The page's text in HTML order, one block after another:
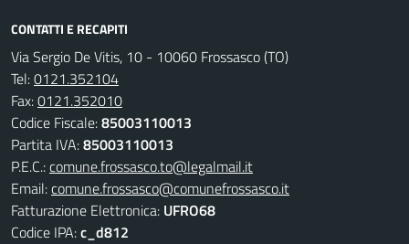
CONTATTI E RECAPITI
Via Sergio De Vitis, 10 - 10060 Frossasco (TO)
Tel:0121.352104
Fax:0121.352010
Codice Fiscale:85003110013
Partita IVA:85003110013
P.E.C.:comune.frossasco.to@legalmail.it
Email:comune.frossasco@comunefrossasco.it
Fatturazione Elettronica: UFRO68
Codice IPA:c_d812